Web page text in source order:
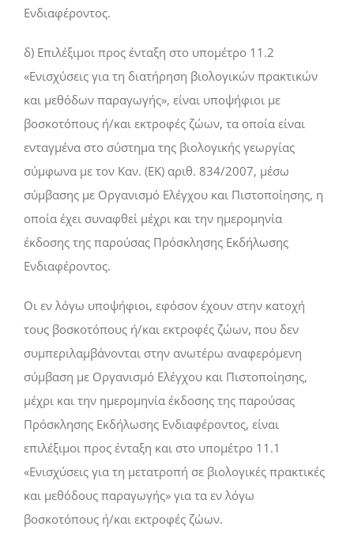
Ενδιαφέροντος.
δ) Επιλέξιμοι προς ένταξη στο υπομέτρο 11.2
«Ενισχύσεις για τη διατήρηση βιολογικών πρακτικών
και μεθόδων παραγωγής», είναι υποψήφιοι με
βοσκοτόπους ή/και εκτροφές ζώων, τα οποία είναι
ενταγμένα στο σύστημα της βιολογικής γεωργίας
σύμφωνα με τον Καν. (ΕΚ) αριθ. 834/2007, μέσω
σύμβασης με Οργανισμό Ελέγχου και Πιστοποίησης, η
οποία έχει συναφθεί μέχρι και την ημερομηνία
έκδοσης της παρούσας Πρόσκλησης Εκδήλωσης
Ενδιαφέροντος.
Οι εν λόγω υποψήφιοι, εφόσον έχουν στην κατοχή
τους βοσκοτόπους ή/και εκτροφές ζώων, που δεν
συμπεριλαμβάνονται στην ανωτέρω αναφερόμενη
σύμβαση με Οργανισμό Ελέγχου και Πιστοποίησης,
μέχρι και την ημερομηνία έκδοσης της παρούσας
Πρόσκλησης Εκδήλωσης Ενδιαφέροντος, είναι
επιλέξιμοι προς ένταξη και στο υπομέτρο 11.1
«Ενισχύσεις για τη μετατροπή σε βιολογικές πρακτικές
και μεθόδους παραγωγής» για τα εν λόγω
βοσκοτόπους ή/και εκτροφές ζώων.